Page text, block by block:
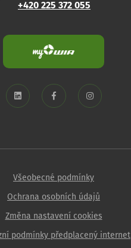
+420 225 372 055
Všeobecné podmínky
Ochrana osobních údajů
Změna nastavení cookies
podmínky předplacený internet